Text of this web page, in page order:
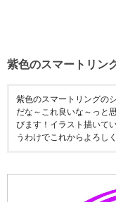
紫色のスマートリン
紫色のスマートリングの
だな～これ良いな～っと
びます！イラスト描いて
うわけでこれからよろし